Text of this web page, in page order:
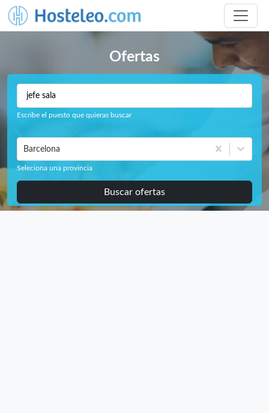
Ofertas
Escribe el puesto que quieras buscar
Barcelona
Seleciona una provincia
Buscar ofertas